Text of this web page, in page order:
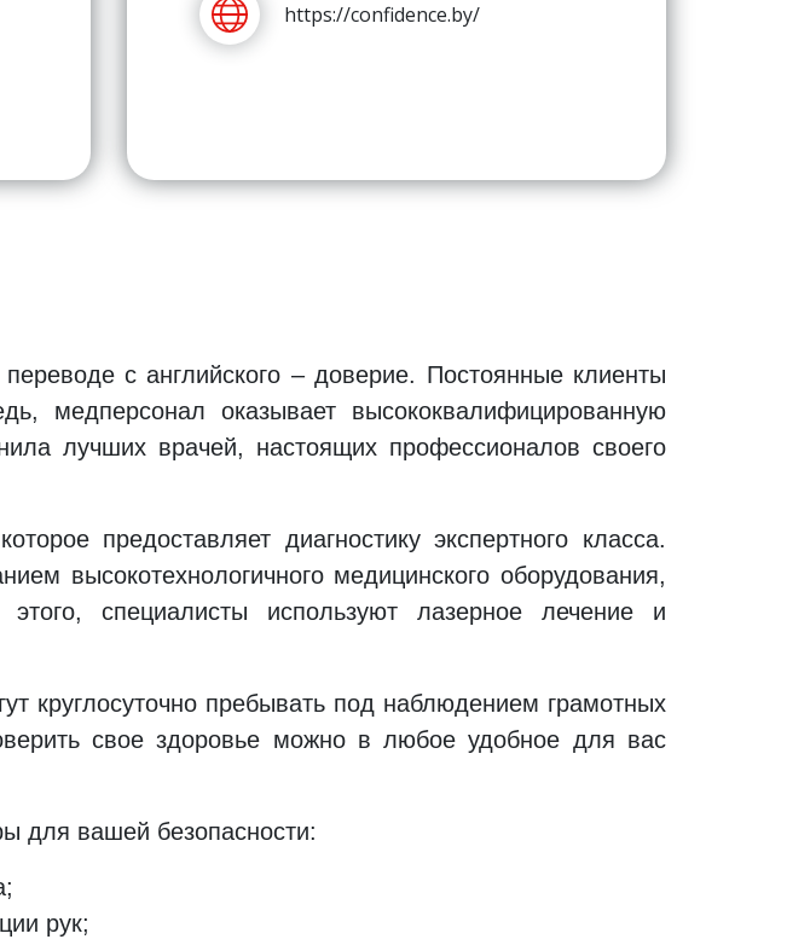
https://confidence.by/
с английского – доверие. Постоянные клиенты
медперсонал оказывает высококвалифицированную
лучших врачей, настоящих профессионалов своего
предоставляет диагностику экспертного класса.
высокотехнологичного медицинского оборудования,
специалисты используют лазерное лечение и
круглосуточно пребывать под наблюдением грамотных
свое здоровье можно в любое удобное для вас
для вашей безопасности:
рук;